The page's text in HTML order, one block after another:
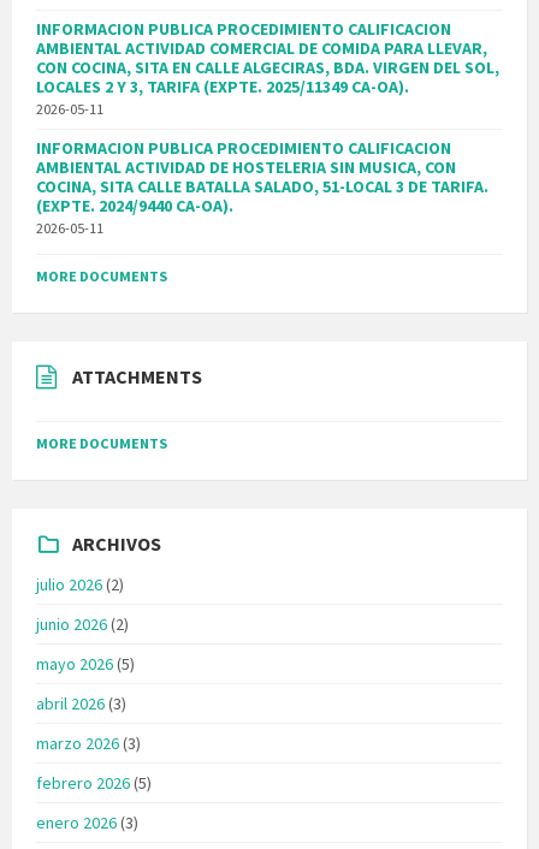
INFORMACION PUBLICA PROCEDIMIENTO CALIFICACION
AMBIENTAL ACTIVIDAD COMERCIAL DE COMIDA PARA LLEVAR,
CON COCINA, SITA EN CALLE ALGECIRAS, BDA. VIRGEN DEL SOL,
LOCALES 2 Y 3, TARIFA (EXPTE. 2025/11349 CA-OA).
2026-05-11
INFORMACION PUBLICA PROCEDIMIENTO CALIFICACION
AMBIENTAL ACTIVIDAD DE HOSTELERIA SIN MUSICA, CON
COCINA, SITA CALLE BATALLA SALADO, 51-LOCAL 3 DE TARIFA.
(EXPTE. 2024/9440 CA-OA).
2026-05-11
MORE DOCUMENTS
ATTACHMENTS
MORE DOCUMENTS
ARCHIVOS
julio 2026(2)
junio 2026(2)
mayo 2026(5)
abril 2026(3)
marzo 2026(3)
febrero 2026(5)
enero 2026(3)